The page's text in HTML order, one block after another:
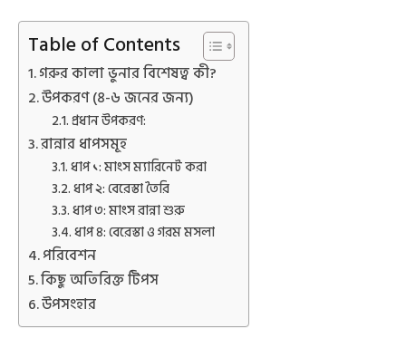
Table of Contents
গরুর কালা ভুনার বিশেষত্ব কী?
উপকরণ (৪-৬ জনের জন্য)
প্রধান উপকরণ:
রান্নার ধাপসমূহ
ধাপ ১: মাংস ম্যারিনেট করা
ধাপ ২: বেরেস্তা তৈরি
ধাপ ৩: মাংস রান্না শুরু
ধাপ ৪: বেরেস্তা ও গরম মসলা
পরিবেশন
কিছু অতিরিক্ত টিপস
উপসংহার